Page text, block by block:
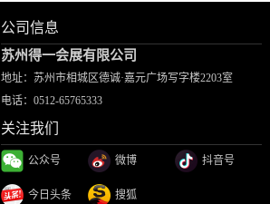
公司信息
苏州得一会展有限公司
地址：苏州市相城区德诚·嘉元广场写字楼2203室
电话： 0512-65765333
关注我们
公众号 微博 抖音号
今日头条 搜狐